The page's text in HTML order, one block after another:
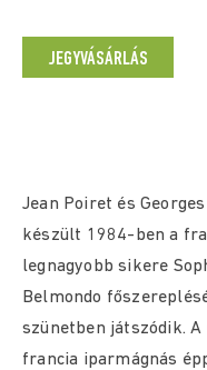
JEGYVÁSÁRLÁS
Jean Poiret és
készült 1984-ben a
legnagyobb sikere
Belmondo
szünetben játszódik.
francia iparmágnás